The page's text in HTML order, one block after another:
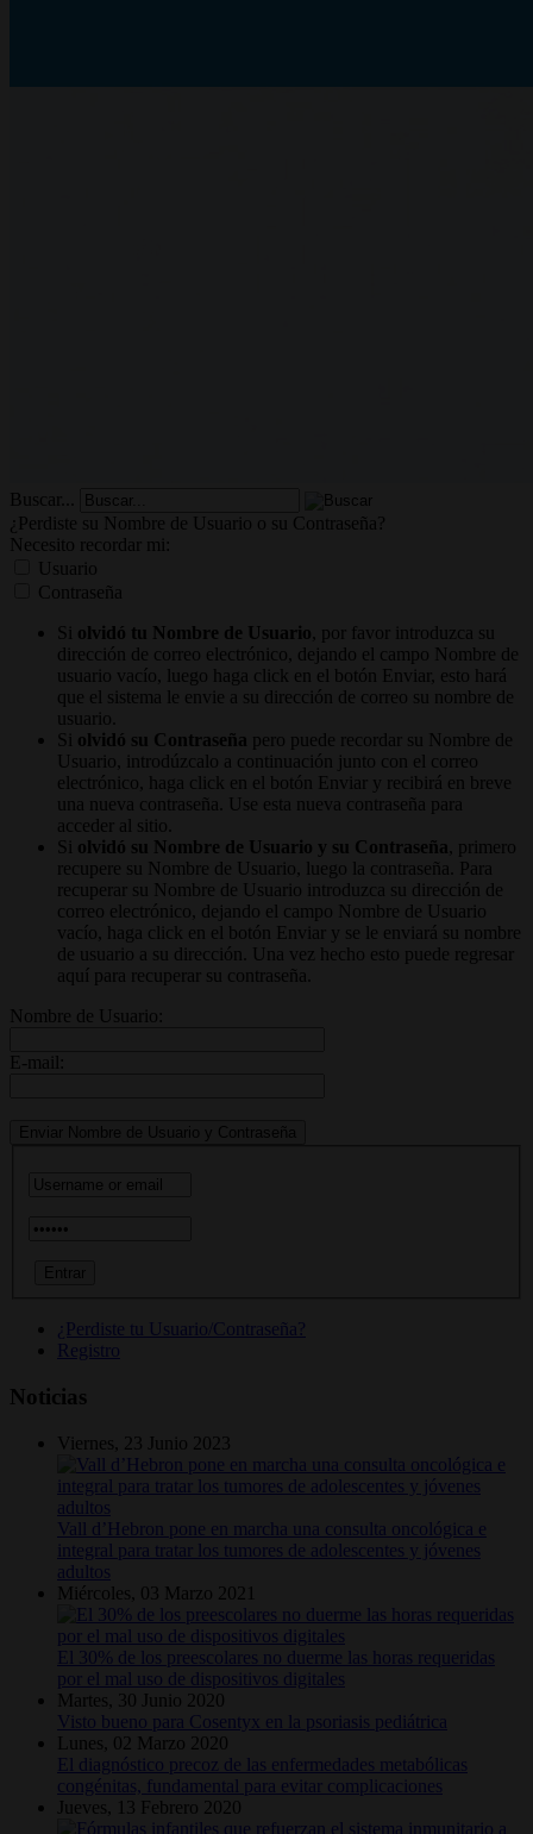
Buscar...
¿Perdiste su Nombre de Usuario o su Contraseña?
Necesito recordar mi:
Usuario
Contraseña
Si olvidó tu Nombre de Usuario , por favor introduzca su
dirección de correo electrónico, dejando el campo Nombre de
usuario vacío, luego haga click en el botón Enviar, esto hará
que el sistema le envie a su dirección de correo su nombre de
usuario.
Si olvidó su Contraseña pero puede recordar su Nombre de
Usuario, introdúzcalo a continuación junto con el correo
electrónico, haga click en el botón Enviar y recibirá en breve
una nueva contraseña. Use esta nueva contraseña para
acceder al sitio.
Si olvidó su Nombre de Usuario y su Contraseña , primero
recupere su Nombre de Usuario, luego la contraseña. Para
recuperar su Nombre de Usuario introduzca su dirección de
correo electrónico, dejando el campo Nombre de Usuario
vacío, haga click en el botón Enviar y se le enviará su nombre
de usuario a su dirección. Una vez hecho esto puede regresar
aquí para recuperar su contraseña.
Nombre de Usuario:
E-mail:
¿Perdiste tu Usuario/Contraseña?
Registro
Noticias
Viernes, 23 Junio 2023
Vall d’Hebron pone en marcha una consulta oncológica e
integral para tratar los tumores de adolescentes y jóvenes
adultos
Miércoles, 03 Marzo 2021
El 30% de los preescolares no duerme las horas requeridas
por el mal uso de dispositivos digitales
Martes, 30 Junio 2020
Visto bueno para Cosentyx en la psoriasis pediátrica
Lunes, 02 Marzo 2020
El diagnóstico precoz de las enfermedades metabólicas
congénitas, fundamental para evitar complicaciones
Jueves, 13 Febrero 2020